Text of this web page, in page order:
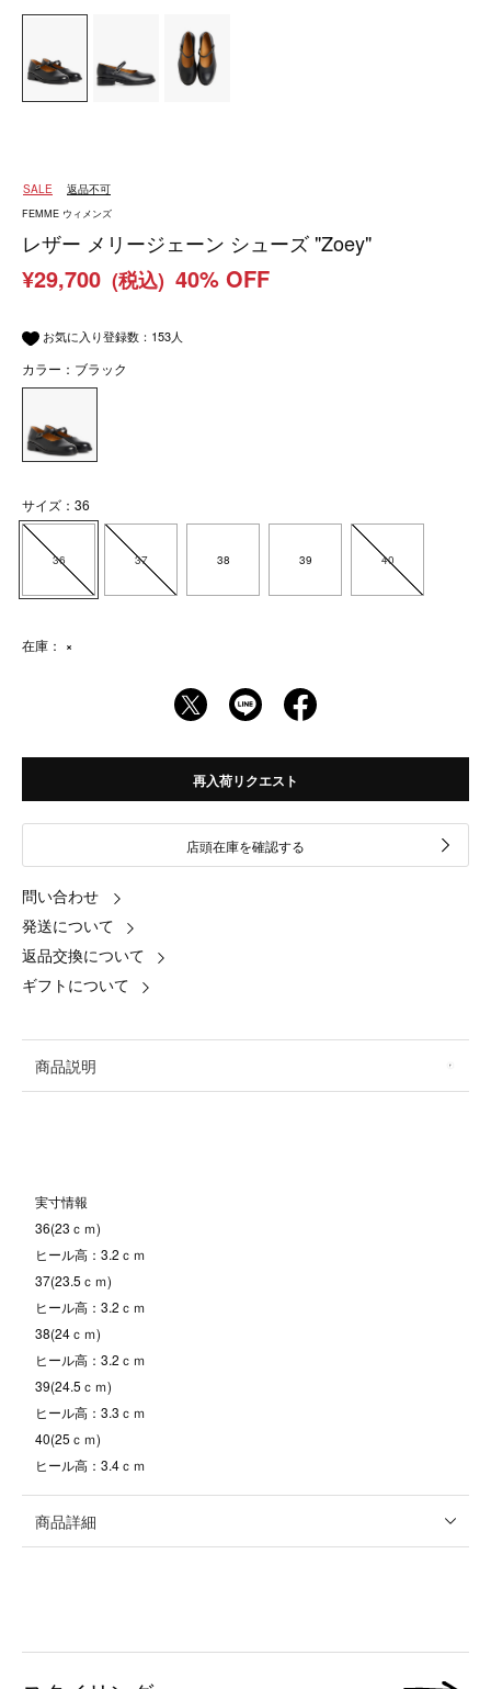
SALE 返品不可
FEMME ウィメンズ
レザー メリージェーン シューズ "Zoey"
¥29,700 (税込) 40% OFF
お気に入り登録数： 153人
カラー：ブラック
サイズ：36
36 37 38 39 40
在庫： ×
再入荷リクエスト
店頭在庫を確認する
問い合わせ
発送について
返品交換について
ギフトについて
商品説明
実寸情報
36(23ｃｍ)
ヒール高：3.2ｃｍ
37(23.5ｃｍ)
ヒール高：3.2ｃｍ
38(24ｃｍ)
ヒール高：3.2ｃｍ
39(24.5ｃｍ)
ヒール高：3.3ｃｍ
40(25ｃｍ)
ヒール高：3.4ｃｍ
商品詳細